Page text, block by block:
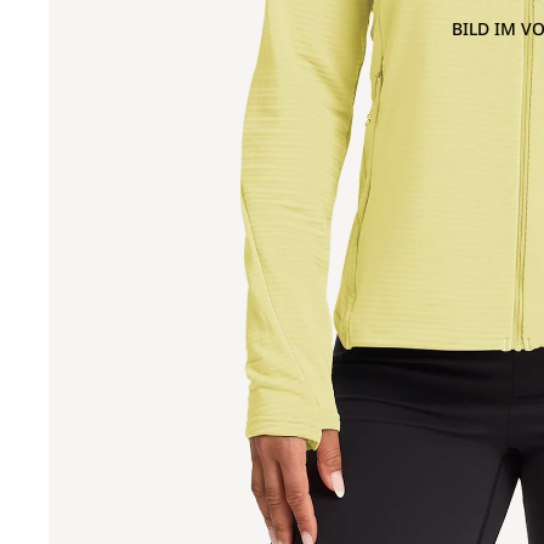
BILD IM